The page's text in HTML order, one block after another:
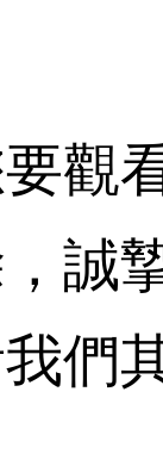
觀
誠
們